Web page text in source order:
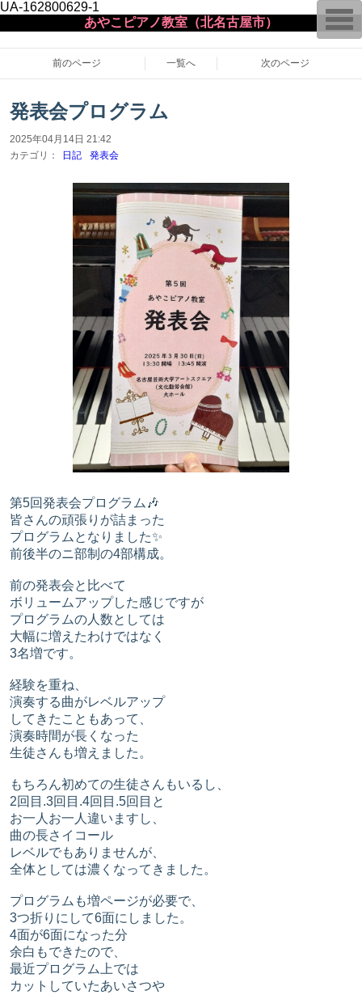
UA-162800629-1
あやこピアノ教室（北名古屋市）
前のページ 一覧へ 次のページ
発表会プログラム
2025年04月14日 21:42
カテゴリ：
日記 発表会
第5回発表会プログラム🎶
皆さんの頑張りが詰まった
プログラムとなりました✨
前後半のニ部制の4部構成。
前の発表会と比べて
ボリュームアップした感じですが
プログラムの人数としては
大幅に増えたわけではなく
3名増です。
経験を重ね、
演奏する曲がレベルアップ
してきたこともあって、
演奏時間が長くなった
生徒さんも増えました。
もちろん初めての生徒さんもいるし、
2回目.3回目.4回目.5回目と
お一人お一人違いますし、
曲の長さイコール
レベルでもありませんが、
全体としては濃くなってきました。
プログラムも増ページが必要で、
3つ折りにして6面にしました。
4面が6面になった分
余白もできたので、
最近プログラム上では
カットしていたあいさつや
T
o
g
g